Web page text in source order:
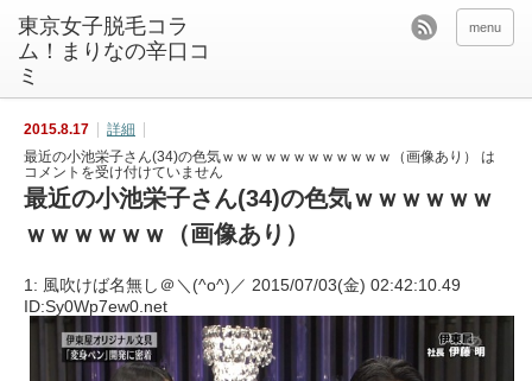
東京女子脱毛コラ
ム！まりなの辛口コ
ミ
menu
2015.8.17
詳細
最近の小池栄子さん(34)の色気ｗｗｗｗｗｗｗｗｗｗｗｗ（画像あり） は
コメントを受け付けていません
最近の小池栄子さん(34)の色気ｗｗｗｗｗｗ
ｗｗｗｗｗｗ（画像あり）
1: 風吹けば名無し＠＼(^o^)／ 2015/07/03(金) 02:42:10.49
ID:Sy0Wp7ew0.net